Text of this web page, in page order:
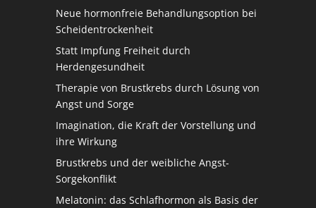
Neue hormonfreie Behandlungsoption bei
Scheidentrockenheit
Statt Impfung Freiheit durch
Herdengesundheit
Therapie von Brustkrebs durch Lösung von
Angst und Sorge
Imagination, die Kraft der Vorstellung und
ihre Wirkung
Brustkrebs und der weibliche Angst-
Sorgekonflikt
Melatonin: das Schlafhormon als Basis der